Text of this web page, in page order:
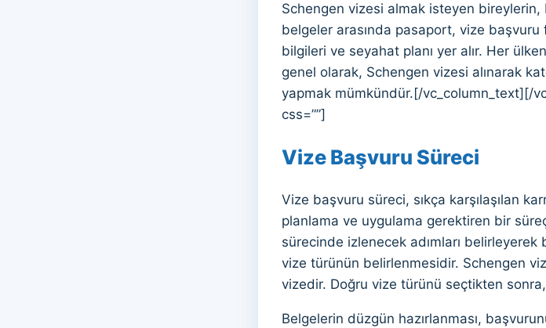
Schengen vizesi almak isteyen
belgeler arasında pasaport, vize
bilgileri ve seyahat planı yer alır. Her
genel olarak, Schengen vizesi alınarak
yapmak mümkündür.[/vc_column_text][/
css=””]
Vize Başvuru Süreci
Vize başvuru süreci, sıkça karşılaşılan
planlama ve uygulama gerektiren bir
sürecinde izlenecek adımları belirleyerek
vize türünün belirlenmesidir. Schengen
vizedir. Doğru vize türünü seçtikten
Belgelerin düzgün hazırlanması,